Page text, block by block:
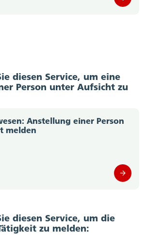
diesen Service, um eine
Person unter Aufsicht zu
Anstellung einer Person
melden
diesen Service, um die
zu melden: